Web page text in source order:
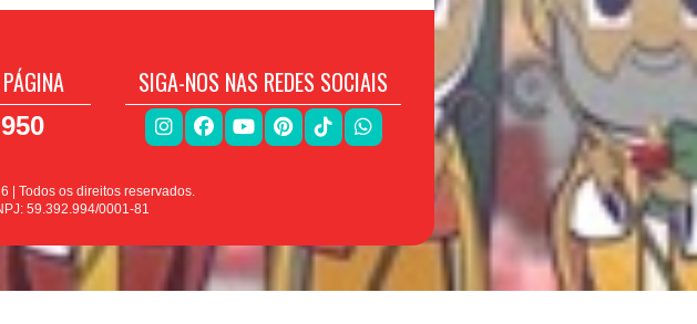
SIGA-NOS NAS REDES SOCIAIS
| Todos os direitos reservados.
59.392.994/0001-81